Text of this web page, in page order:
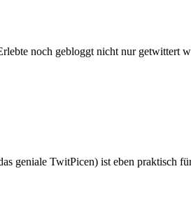
noch gebloggt nicht nur getwittert
geniale TwitPicen) ist eben praktisch